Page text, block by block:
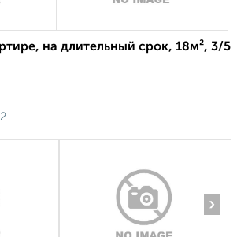
на длительный срок, 18м², 3/5
›